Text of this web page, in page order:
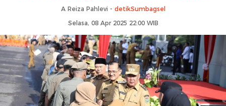
A Reiza Pahlevi - detikSumbagsel
Selasa, 08 Apr 2025 22:00 WIB